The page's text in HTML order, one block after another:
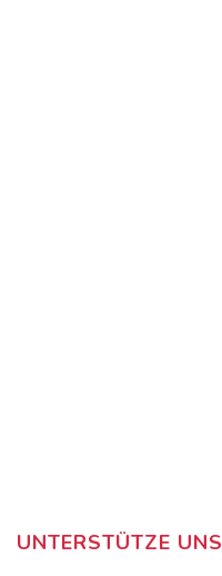
UNTERSTÜTZE UNS